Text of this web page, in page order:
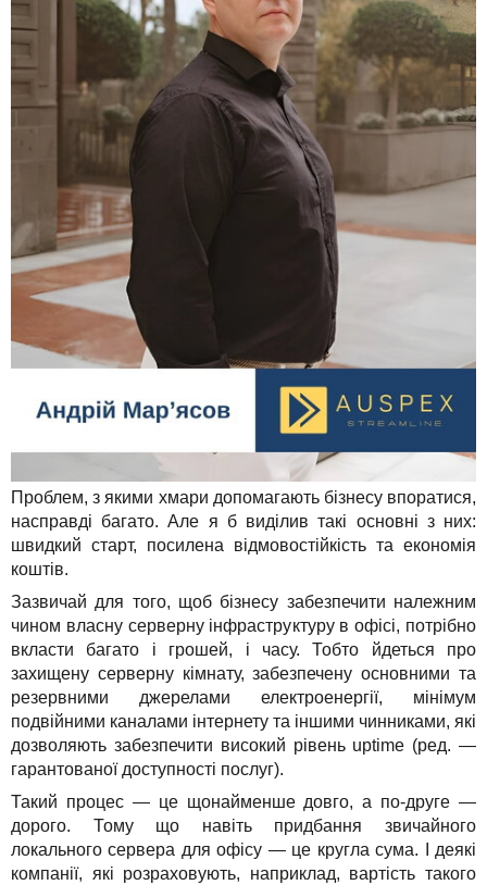
Проблем, з якими хмари допомагають бізнесу впоратися,
насправді багато. Але я б виділив такі основні з них:
швидкий старт, посилена відмовостійкість та економія
коштів.
Зазвичай для того, щоб бізнесу забезпечити належним
чином власну серверну інфраструктуру в офісі, потрібно
вкласти багато і грошей, і часу. Тобто йдеться про
захищену серверну кімнату, забезпечену основними та
резервними джерелами електроенергії, мінімум
подвійними каналами інтернету та іншими чинниками, які
дозволяють забезпечити високий рівень uptime (ред. —
гарантованої доступності послуг).
Такий процес — це щонайменше довго, а по-друге —
дорого. Тому що навіть придбання звичайного
локального сервера для офісу — це кругла сума. І деякі
компанії, які розраховують, наприклад, вартість такого